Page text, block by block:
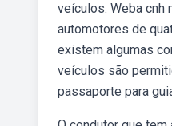
veículos. Weba cnh
automotores de
existem algumas
veículos são
passaporte para